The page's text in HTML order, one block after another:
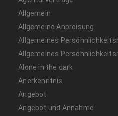
Allgemein
Allgemeine Anpreisung
Allgemeines
Allgemeines
Alone in the dark
Anerkenntnis
Angebot
Angebot und Annahme